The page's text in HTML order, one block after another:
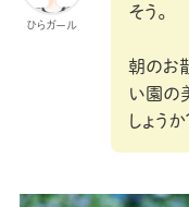
ひらガール
そう。
朝のお
い園の
しょうか